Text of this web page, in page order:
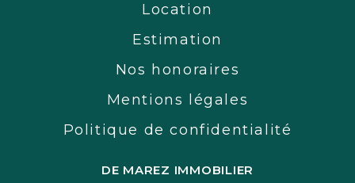
Location
Estimation
Nos honoraires
Mentions légales
Politique de confidentialité
DE MAREZ IMMOBILIER